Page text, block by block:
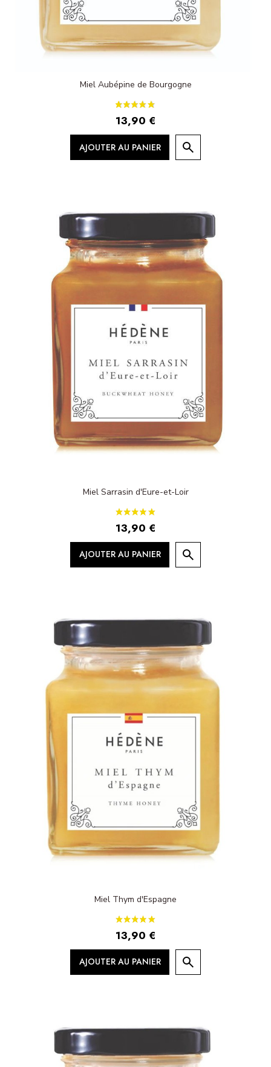
Miel Aubépine de Bourgogne
13,90 €
AJOUTER AU PANIER
Miel Sarrasin d'Eure-et-Loir
13,90 €
AJOUTER AU PANIER
Miel Thym d'Espagne
13,90 €
AJOUTER AU PANIER